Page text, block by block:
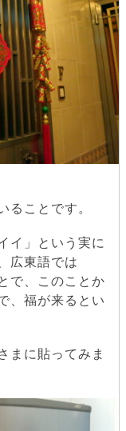
ることです。
イ」という実に
広東語では
で、このことか
、福が来るとい
まに貼ってみま